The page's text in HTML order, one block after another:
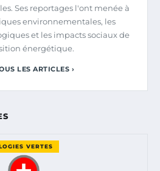
Ses reportages l'ont menée à
environnementales, les
et les impacts sociaux de
énergétique.
LES ARTICLES ›
VERTES